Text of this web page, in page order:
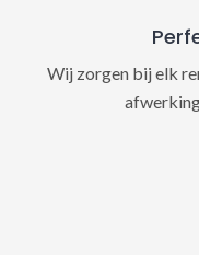
Wij zorgen bij elk